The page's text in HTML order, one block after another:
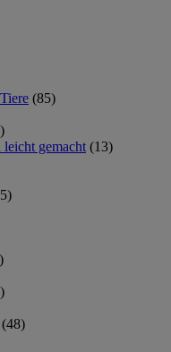
(85)
leicht gemacht (13)
(48)